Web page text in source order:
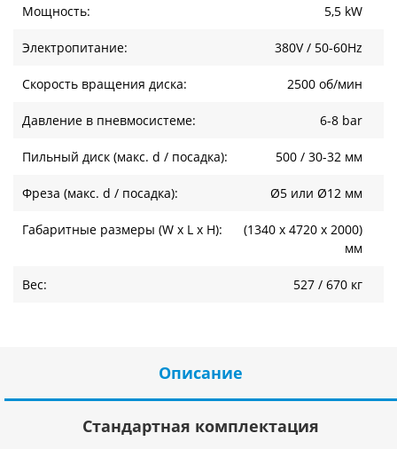
Мощность: 5,5 kW
Электропитание: 380V / 50-60Hz
Скорость вращения диска: 2500 об/мин
Давление в пневмосистеме: 6-8 bar
Пильный диск (макс. d / посадка): 500 / 30-32 мм
Фреза (макс. d / посадка): Ø5 или Ø12 мм
Габаритные размеры (W x L x H):
(1340 х 4720 х 2000)
мм
Вес: 527 / 670 кг
Описание
Стандартная комплектация